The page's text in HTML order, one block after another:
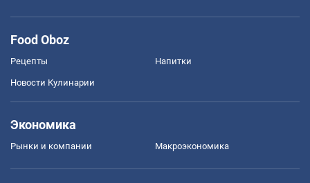
Food Oboz
Рецепты Напитки
Новости Кулинарии
Экономика
Рынки и компании Mакроэкономика